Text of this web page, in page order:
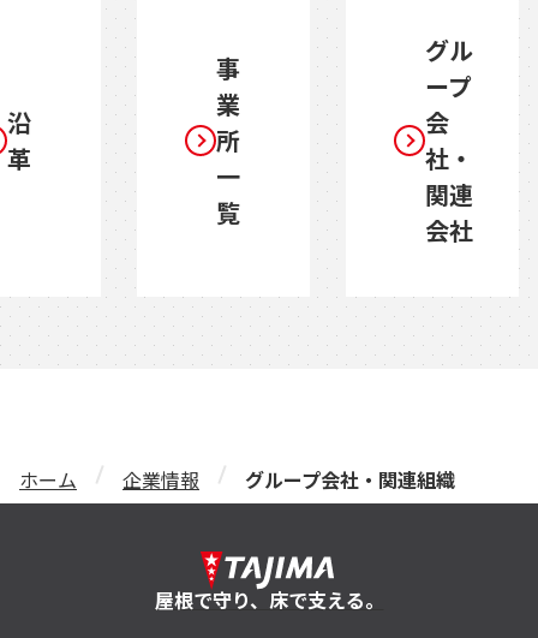
沿
革
事
業
所
一
覧
グル
ープ
会
社・
関連
会社
ホーム 企業情報 グループ会社・関連組織
屋根で守り、床で支える。